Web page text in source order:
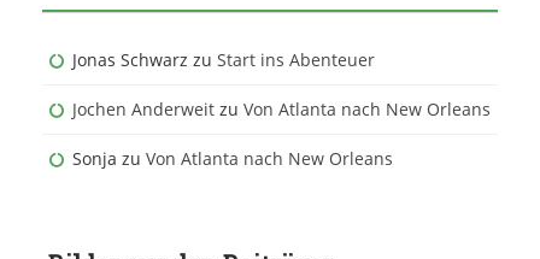
Jonas Schwarz zu Start ins Abenteuer
Jochen Anderweit zu Von Atlanta nach New Orleans
Sonja zu Von Atlanta nach New Orleans